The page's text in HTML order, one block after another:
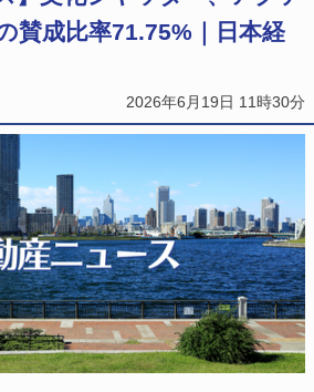
賛成比率71.75%｜日本経
2026年6月19日 11時30分